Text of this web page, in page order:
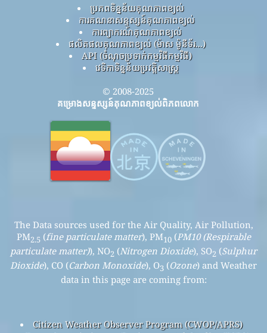
ប្រភពទិន្នន័យគុណភាពខ្យល់
ការគណនាសន្ទស្សន៍គុណភាពខ្យល់
ការព្យាករណ៍គុណភាពខ្យល់
ផលិតផលគុណភាពខ្យល់ (ម៉ាស ម៉ូនីទ័រ...)
API (ចំណុចប្រទាក់កម្មវិធីកម្មវិធី)
វេទិកាទិន្នន័យប្រវត្តិសាស្ត្រ
© 2008-2025
គម្រោងសន្ទស្សន៍គុណភាពខ្យល់ពិភពលោក
The Data sources used for the Air Quality, Air Pollution,
PM2.5 (fine particulate matter), PM10(PM10 (Respirable
particulate matter)), NO2 (Nitrogen Dioxide), SO2 (Sulphur
Dioxide), CO (Carbon Monoxide), O3 (Ozone) and Weather
data in this page are coming from:
Citizen Weather Observer Program (CWOP/APRS)